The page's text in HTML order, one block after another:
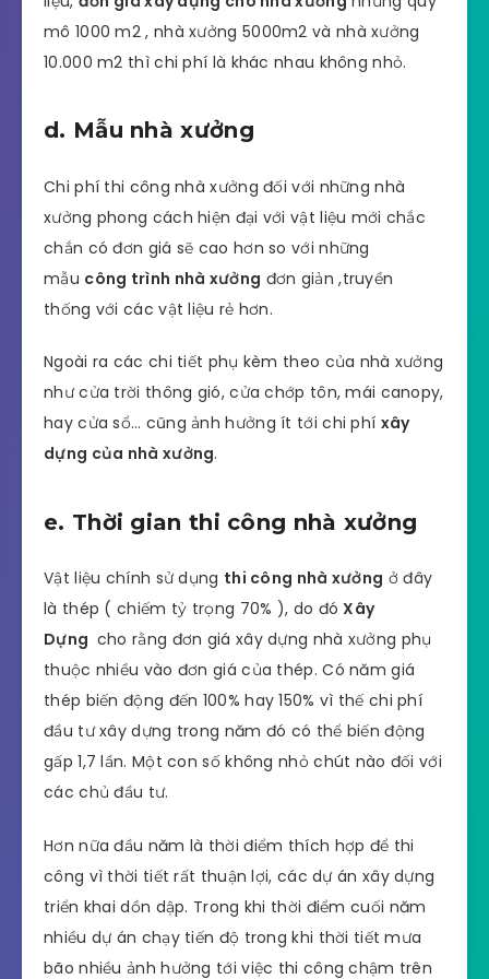
mô 1000 m2 , nhà xưởng 5000m2 và nhà xưởng
10.000 m2 thì chi phí là khác nhau không nhỏ.
d. Mẫu nhà xưởng
Chi phí thi công nhà xưởng đối với những nhà
xưởng phong cách hiện đại với vật liệu mới chắc
chắn có đơn giá sẽ cao hơn so với những
mẫu công trình nhà xưởng đơn giản ,truyền
thống với các vật liệu rẻ hơn.
Ngoài ra các chi tiết phụ kèm theo của nhà xưởng
như cửa trời thông gió, cửa chớp tôn, mái canopy,
hay cửa sổ… cũng ảnh hưởng ít tới chi phí xây
dựng của nhà xưởng.
e. Thời gian thi công nhà xưởng
Vật liệu chính sử dụng thi công nhà xưởng ở đây
là thép ( chiếm tỷ trọng 70% ), do đóXây
Dựng cho rằng đơn giá xây dựng nhà xưởng phụ
thuộc nhiều vào đơn giá của thép. Có năm giá
thép biến động đến 100% hay 150% vì thế chi phí
đầu tư xây dựng trong năm đó có thể biến động
gấp 1,7 lần. Một con số không nhỏ chút nào đối với
các chủ đầu tư.
Hơn nữa đầu năm là thời điểm thích hợp để thi
công vì thời tiết rất thuận lợi, các dự án xây dựng
triển khai dồn dập. Trong khi thời điểm cuối năm
nhiều dự án chạy tiến độ trong khi thời tiết mưa
bão nhiều ảnh hưởng tới việc thi công chậm trên